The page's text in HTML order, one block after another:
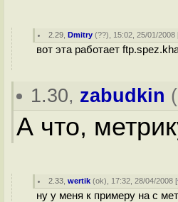
2.29 ,Dmitry (??), 15:02, 25/01/2008
вот эта работает
1.30, zabudkin (
А что,
2.33 ,wertik (ok), 17:32, 28/04/2008 [
ну у меня к примеру на c